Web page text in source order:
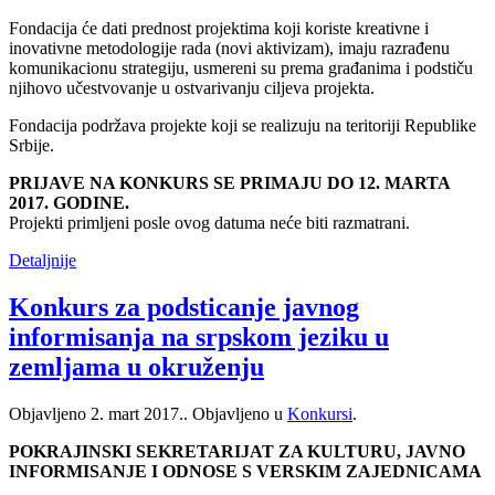
Fondacija će dati prednost projektima koji koriste kreativne i
inovativne metodologije rada (novi aktivizam), imaju razrađenu
komunikacionu strategiju, usmereni su prema građanima i podstiču
njihovo učestvovanje u ostvarivanju ciljeva projekta.
Fondacija podržava projekte koji se realizuju na teritoriji Republike
Srbije.
PRIJAVE NA KONKURS SE PRIMAJU DO 12. MARTA
2017. GODINE.
Projekti primljeni posle ovog datuma neće biti razmatrani.
Detaljnije
Konkurs za podsticanje javnog
informisanja na srpskom jeziku u
zemljama u okruženju
Objavljeno 2. mart 2017.. Objavljeno u Konkursi.
POKRAJINSKI SEKRETARIJAT ZA KULTURU, JAVNO
INFORMISANJE I ODNOSE S VERSKIM ZAJEDNICAMA